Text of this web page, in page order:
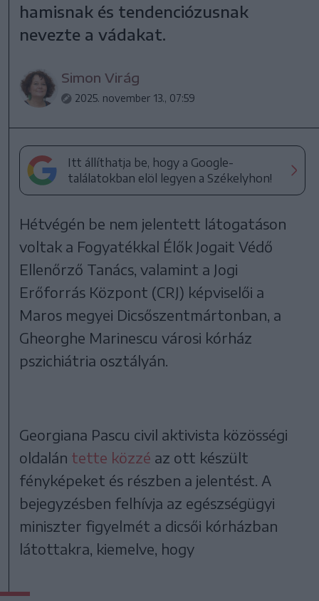
hamisnak és tendenciózusnak
nevezte a vádakat.
Simon Virág
2025. november 13., 07:59
Itt állíthatja be, hogy a Google-
találatokban elöl legyen a Székelyhon!
Hétvégén be nem jelentett látogatáson
voltak a Fogyatékkal Élők Jogait Védő
Ellenőrző Tanács, valamint a Jogi
Erőforrás Központ (CRJ) képviselői a
Maros megyei Dicsőszentmártonban, a
Gheorghe Marinescu városi kórház
pszichiátria osztályán.
Georgiana Pascu civil aktivista közösségi
oldalán tette közzé az ott készült
fényképeket és részben a jelentést. A
bejegyzésben felhívja az egészségügyi
miniszter figyelmét a dicsői kórházban
látottakra, kiemelve, hogy